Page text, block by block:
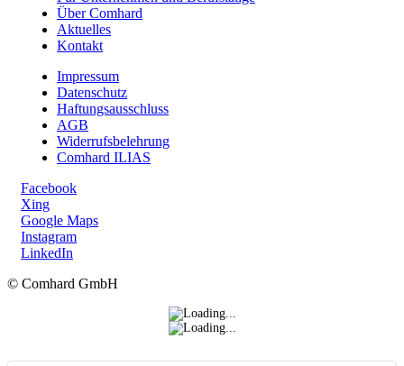
Über Comhard
Aktuelles
Kontakt
Impressum
Datenschutz
Haftungsausschluss
AGB
Widerrufsbelehrung
Comhard ILIAS
Facebook
Xing
Google Maps
Instagram
LinkedIn
© Comhard GmbH